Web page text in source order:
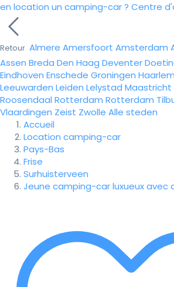
en location un camping-car ? Centre
Retour Almere Amersfoort Amsterdam
Assen Breda Den Haag Deventer
Eindhoven Enschede Groningen Haarlem
Leeuwarden Leiden Lelystad Maastricht
Roosendaal Rotterdam Rotterdam
Vlaardingen Zeist Zwolle Alle steden
Accueil
Location camping-car
Pays-Bas
Frise
Surhuisterveen
Jeune camping-car luxueux avec